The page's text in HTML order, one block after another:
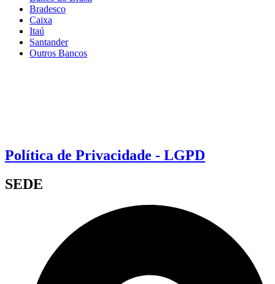
Bradesco
Caixa
Itaú
Santander
Outros Bancos
Política de Privacidade - LGPD
SEDE